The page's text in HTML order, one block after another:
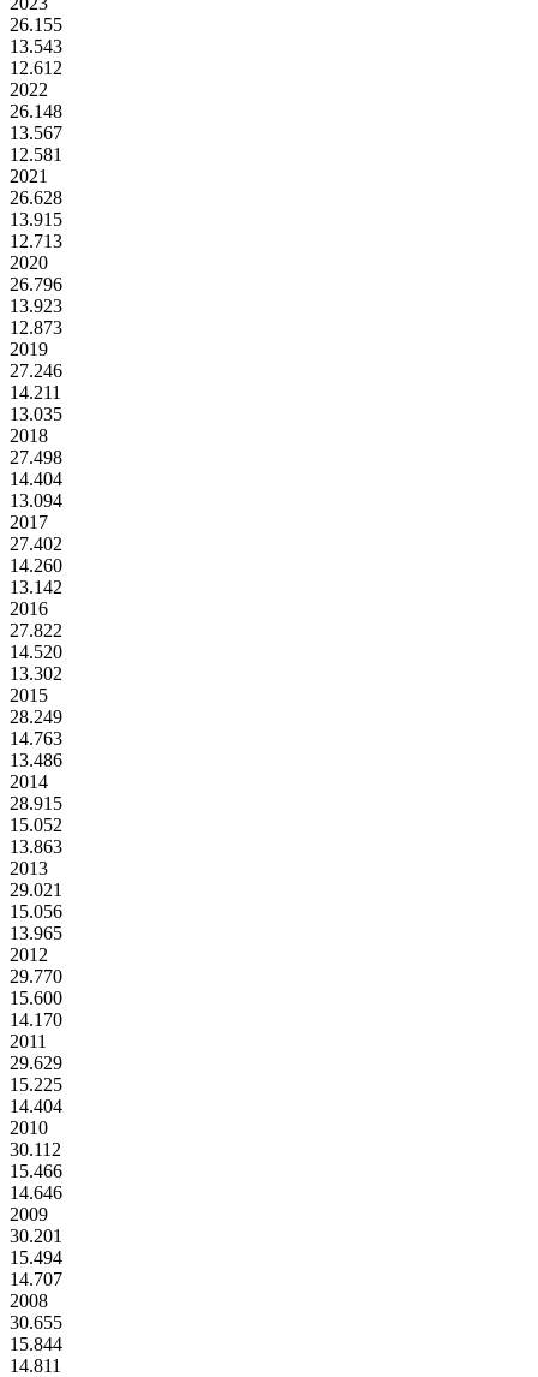
26.155
13.543
12.612
2022
26.148
13.567
12.581
2021
26.628
13.915
12.713
2020
26.796
13.923
12.873
2019
27.246
14.211
13.035
2018
27.498
14.404
13.094
2017
27.402
14.260
13.142
2016
27.822
14.520
13.302
2015
28.249
14.763
13.486
2014
28.915
15.052
13.863
2013
29.021
15.056
13.965
2012
29.770
15.600
14.170
2011
29.629
15.225
14.404
2010
30.112
15.466
14.646
2009
30.201
15.494
14.707
2008
30.655
15.844
14.811